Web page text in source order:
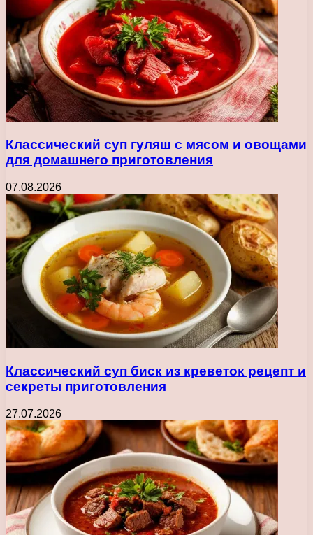
Классический суп гуляш с мясом и овощами
для домашнего приготовления
07.08.2026
Классический суп биск из креветок рецепт и
секреты приготовления
27.07.2026